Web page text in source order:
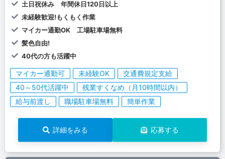
土日祝休み 年間休日120日以上
未経験歓迎!もくもく作業
マイカー通勤OK 工場駐車場無料
髪色自由!
40代の方も活躍中
マイカー通勤可 未経験OK
交通費規定支給
40～50代活躍中
残業すくなめ（月10時間以内）
給与前渡し
職場駐車場無料 簡単作業
詳細をみる 応募する